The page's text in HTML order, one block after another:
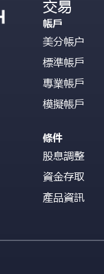
交易
帳戶
美分帳户
標準帳戶
專業帳戶
模擬帳戶
條件
股息調整
資金存取
產品資訊